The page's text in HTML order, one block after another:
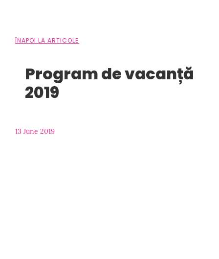
ÎNAPOI LA ARTICOLE
Program de vacanță
2019
13 June 2019